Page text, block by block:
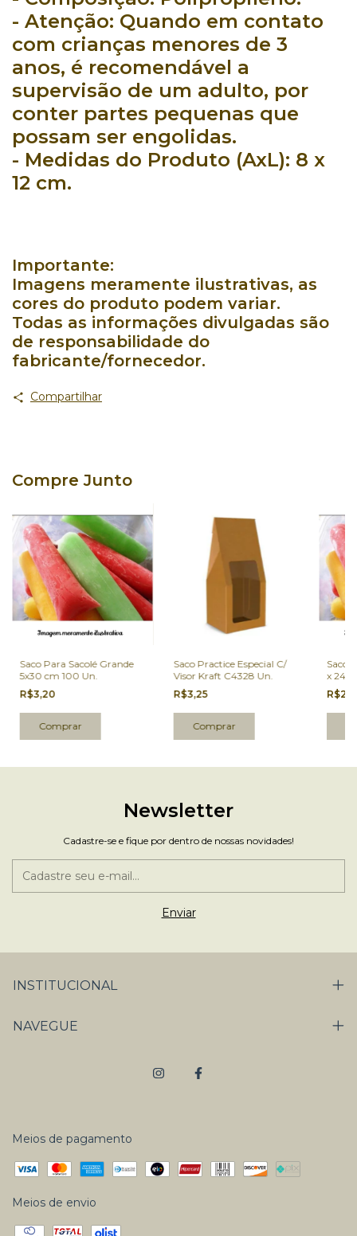
- Atenção: Quando em contato
com crianças menores de 3
anos, é recomendável a
supervisão de um adulto, por
conter partes pequenas que
possam ser engolidas.
- Medidas do Produto (AxL): 8 x
12 cm.
Importante:
Imagens meramente ilustrativas, as
cores do produto podem variar.
Todas as informações divulgadas são
de responsabilidade do
fabricante/fornecedor.
Compartilhar
Compre Junto
Saco Para Sacolé Grande
5x30 cm 100 Un.
R$3,20
Saco Practice Especial C/
Visor Kraft C4328 Un.
R$3,25
Saco
x 24
Newsletter
Cadastre-se e fique por dentro de nossas novidades!
INSTITUCIONAL
NAVEGUE
Meios de pagamento
Meios de envio